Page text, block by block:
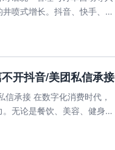
喷式增长。抖音、快手、淘
开抖音/美团私信承接
承接 在数字化消费时代，
无论是餐饮、美容、健身还